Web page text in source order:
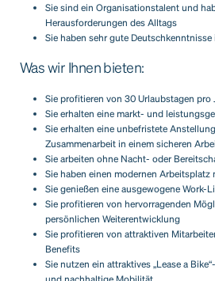
Sie sind ein Organisationstalent und
Herausforderungen des Alltags
Sie haben sehr gute
Was wir Ihnen bieten:
Sie profitieren von 30 Urlaubstagen pro
Sie erhalten eine markt- und
Sie erhalten eine unbefristete
Zusammenarbeit in einem sicheren
Sie arbeiten ohne Nacht- oder
Sie haben einen modernen
Sie genießen eine ausgewogene Work-
Sie profitieren von hervorragenden
persönlichen Weiterentwicklung
Sie profitieren von attraktiven
Benefits
Sie nutzen ein attraktives „Lease a